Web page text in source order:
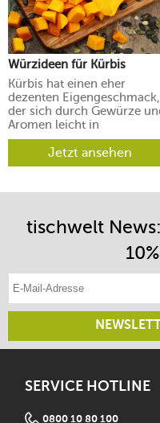
Würzideen für Kürbis
Kürbis hat einen eher
dezenten Eigengeschmack,
der sich durch Gewürze
Aromen leicht in
verschiedene Richtungen
lenken lässt.Jetzt ansehen
tischwelt
E-Mail-Adresse eintragen
SERVICE HOTLINE
0800 10 80 100